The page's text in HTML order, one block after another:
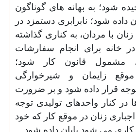
شود؛ به بهانه های گوناگون
داده شود؛ نابرابری دستمزد در
با مردان، به کناری گذاشته
در خانه برای انجام سفارشات
مشمول قانون کار شود؛
موقع زایمان و شیرخوارگی
قرار داده شود و بر ضرورت
در کنار واحدهای تولیدی توجه
زنان در موقع کار که خود
می شود پایان داده شود.